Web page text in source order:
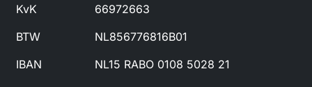
KvK
66972663
BTW
NL856776816B01
IBAN
NL15 RABO 0108 5028 21